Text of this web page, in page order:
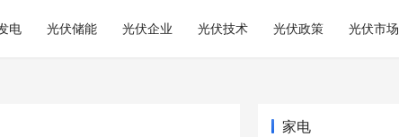
电 光伏储能 光伏企业 光伏技术 光伏政策 光伏市场
家电